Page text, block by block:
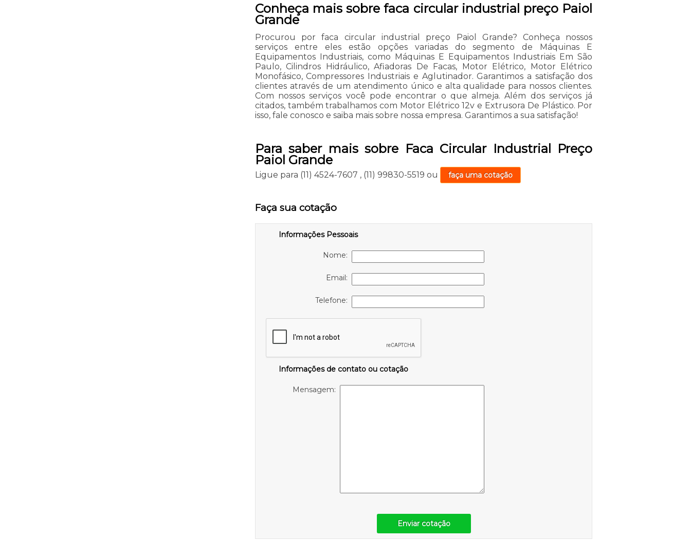
Conheça mais sobre faca circular industrial preço Paiol
Grande
Procurou por faca circular industrial preço Paiol Grande? Conheça nossos
serviços entre eles estão opções variadas do segmento de Máquinas E
Equipamentos Industriais, como Máquinas E Equipamentos Industriais Em São
Paulo, Cilindros Hidráulico, Afiadoras De Facas, Motor Elétrico, Motor Elétrico
Monofásico, Compressores Industriais e Aglutinador. Garantimos a satisfação dos
clientes através de um atendimento único e alta qualidade para nossos clientes.
Com nossos serviços você pode encontrar o que almeja. Além dos serviços já
citados, também trabalhamos com Motor Elétrico 12v e Extrusora De Plástico. Por
isso, fale conosco e saiba mais sobre nossa empresa. Garantimos a sua satisfação!
Para saber mais sobre Faca Circular Industrial Preço
Paiol Grande
Ligue para (11) 4524-7607 , (11) 99830-5519 ou faça uma cotação
Faça sua cotação
Informações Pessoais
Nome:
Email:
Telefone:
Informações de contato ou cotação
Mensagem:
Enviar cotação